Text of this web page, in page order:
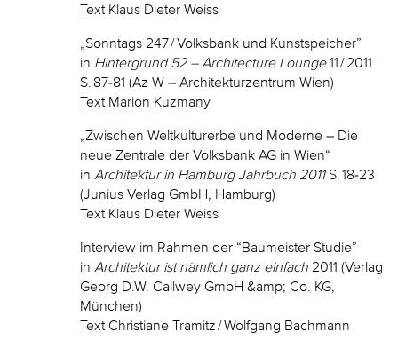
Text Klaus Dieter Weiss
„Sonntags 247 / Volksbank und Kunstspeicher”
in Hintergrund 52 – Architecture Lounge11 / 2011
S. 87-81 (Az W – Architekturzentrum Wien)
Text Marion Kuzmany
„Zwischen Weltkulturerbe und Moderne – Die
neue Zentrale der Volksbank AG in Wien“
in Architektur in Hamburg Jahrbuch 2011S. 18-23
(Junius Verlag GmbH, Hamburg)
Text Klaus Dieter Weiss
Interview im Rahmen der “Baumeister Studie”
in Architektur ist nämlich ganz einfach 2011 (Verlag
Georg D.W. Callwey GmbH &amp; Co. KG,
München)
Text Christiane Tramitz / Wolfgang Bachmann